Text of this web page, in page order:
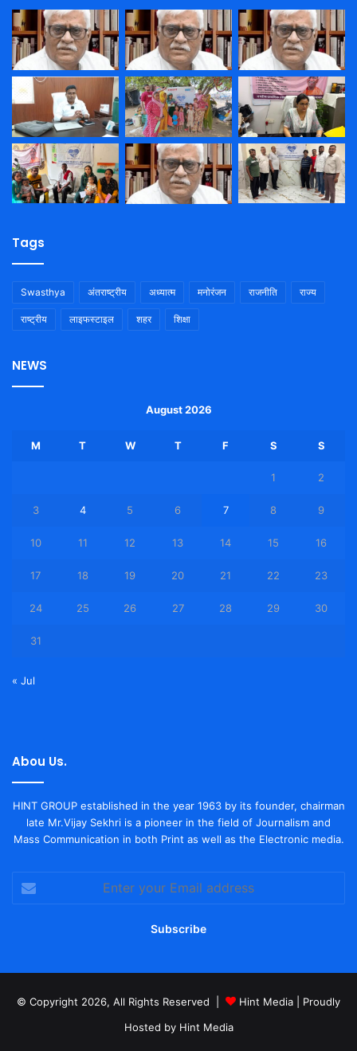
Tags
Swasthya अंतराष्ट्रीय अध्यात्म मनोरंजन राजनीति राज्य
राष्ट्रीय लाइफस्टाइल शहर शिक्षा
NEWS
August 2026
M T W T F S S
1 2
3 4 5 6 7 8 9
10 11 12 13 14 15 16
17 18 19 20 21 22 23
24 25 26 27 28 29 30
31
« Jul
Abou Us.
HINT GROUP established in the year 1963 by its founder, chairman
late Mr.Vijay Sekhri is a pioneer in the field of Journalism and
Mass Communication in both Print as well as the Electronic media.
your
© Copyright 2026, All Rights Reserved | Hint Media | Proudly
Hosted by Hint Media